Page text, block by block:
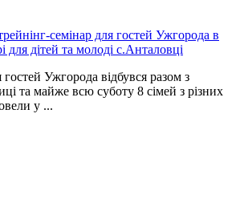
семінар для гостей Ужгорода в
для дітей та молоді с.Анталовці
Ужгорода відбувся разом з
та майже всю суботу 8 сімей з різних
у ...